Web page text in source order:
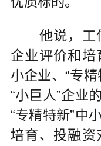
他说，工信
企业评价和培
小企业、“专
“小巨人”企业
“专精特新”中
培育、投融资